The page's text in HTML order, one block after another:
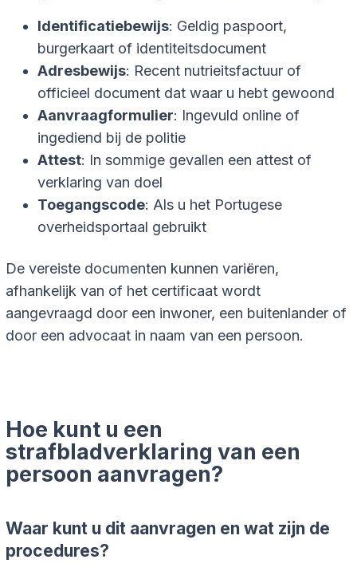
Identificatiebewijs: Geldig paspoort,
burgerkaart of identiteitsdocument
Adresbewijs: Recent nutrieitsfactuur of
officieel document dat waar u hebt gewoond
Aanvraagformulier: Ingevuld online of
ingediend bij de politie
Attest: In sommige gevallen een attest of
verklaring van doel
Toegangscode: Als u het Portugese
overheidsportaal gebruikt
De vereiste documenten kunnen variëren,
afhankelijk van of het certificaat wordt
aangevraagd door een inwoner, een buitenlander of
door een advocaat in naam van een persoon.
Hoe kunt u een
strafbladverklaring van een
persoon aanvragen?
Waar kunt u dit aanvragen en wat zijn de
procedures?